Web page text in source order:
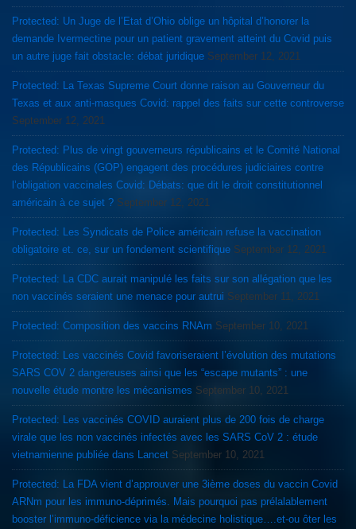
Protected: Un Juge de l’Etat d’Ohio oblige un hôpital d’honorer la
demande Ivermectine pour un patient gravement atteint du Covid puis
un autre juge fait obstacle: débat juridique September 12, 2021
Protected: La Texas Supreme Court donne raison au Gouverneur du
Texas et aux anti-masques Covid: rappel des faits sur cette controverse
September 12, 2021
Protected: Plus de vingt gouverneurs républicains et le Comité National
des Républicains (GOP) engagent des procédures judiciaires contre
l’obligation vaccinales Covid: Débats: que dit le droit constitutionnel
américain à ce sujet ? September 12, 2021
Protected: Les Syndicats de Police américain refuse la vaccination
obligatoire et. ce, sur un fondement scientifique September 12, 2021
Protected: La CDC aurait manipulé les faits sur son allégation que les
non vaccinés seraient une menace pour autrui September 11, 2021
Protected: Composition des vaccins RNAm September 10, 2021
Protected: Les vaccinés Covid favoriseraient l’évolution des mutations
SARS COV 2 dangereuses ainsi que les “escape mutants” : une
nouvelle étude montre les mécanismes September 10, 2021
Protected: Les vaccinés COVID auraient plus de 200 fois de charge
virale que les non vaccinés infectés avec les SARS CoV 2 : étude
vietnamienne publiée dans Lancet September 10, 2021
Protected: La FDA vient d’approuver une 3ième doses du vaccin Covid
ARNm pour les immuno-déprimés. Mais pourquoi pas prélalablement
booster l’immuno-déficience via la médecine holistique….et-ou ôter les